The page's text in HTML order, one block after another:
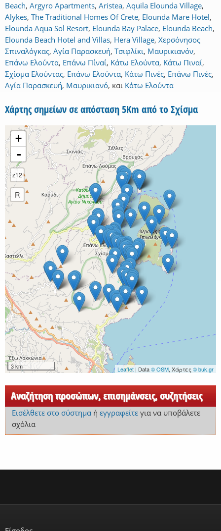
Beach, Argyro Apartments, Aristea, Aquila Elounda Village,
Alykes, The Traditional Homes Of Crete, Elounda Mare Hotel,
Elounda Aqua Sol Resort, Elounda Bay Palace, Elounda Beach,
Elounda Beach Hotel and Villas, Hera Village, Χερσόνησος
Σπιναλόγκας, Αγία Παρασκευή, Τσιφλίκι, Μαυρικιανόν,
Επάνω Ελούντα, Επάνω Πίναί, Κάτω Ελούντα, Κάτω Πιναί,
Σχίσμα Ελούντας, Επάνω Ελούντα, Κάτω Πινές, Επάνω Πινές,
Αγία Παρασκευή, Μαυρικιανό, και Κάτω Ελούντα
Χάρτης σημείων σε απόσταση 5Km από το Σχίσμα
+
-
z12
R
3 km Leaflet | Data© OSM, Χάρτες © buk.gr
Αναζήτηση προσώπων, επισημάνσεις, συζητήσεις
Εισέλθετε στο σύστημαή εγγραφείτεγια να υποβάλετε
σχόλια